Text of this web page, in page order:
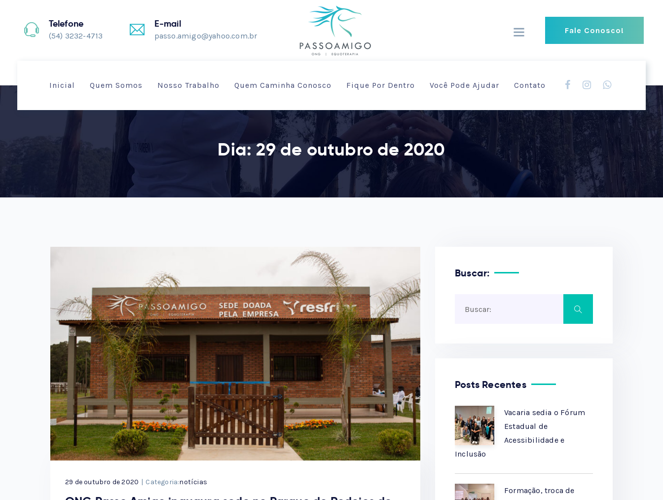
Telefone
(54) 3232-4713
E-mail
passo.amigo@yahoo.com.br
Fale Conosco!
Inicial Quem Somos Nosso Trabalho Quem Caminha Conosco Fique Por Dentro Você Pode Ajudar Contato
Dia:29 de outubro de 2020
29 de outubro de 2020 | Categoria:notícias
Buscar:
Posts Recentes
Vacaria sedia o Fórum
Estadual de
Acessibilidade e
Inclusão
Formação, troca de